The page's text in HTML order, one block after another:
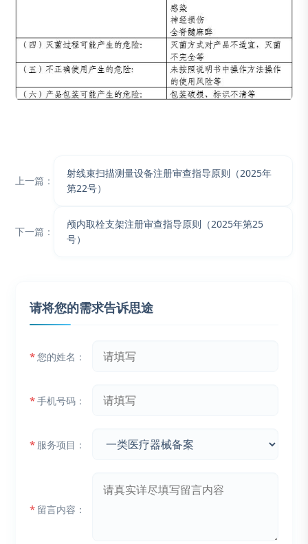
上一篇：
射线束扫描测量设备注册审查指导原则（2025年
第22号）
下一篇：
颅内取栓支架注册审查指导原则（2025年第25
号）
请将您的需求告诉思途
*您的姓名：
*手机号码：
* 服务项目：
* 留言内容：